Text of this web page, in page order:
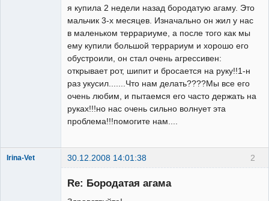
я купила 2 недели назад бородатую агаму. Это
мальчик 3-х месяцев. Изначально он жил у нас
в маленьком террариуме, а после того как мы
ему купили большой террариум и хорошо его
обустроили, он стал очень агрессивен:
открывает рот, шипит и бросается на руку!!1-н
раз укусил.......Что нам делать????Мы все его
очень любим, и пытаемся его часто держать на
руках!!!но нас очень сильно волнует эта
проблема!!!помогите нам....
2
Irina-Vet 30.12.2008 14:01:38
Re: Бородатая агама